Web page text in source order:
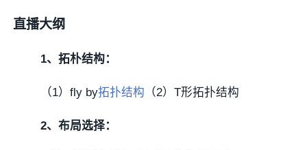
直播大纲
1、拓朴结构：
（1）fly by拓扑结构 （2）T形拓扑结构
2、布局选择：